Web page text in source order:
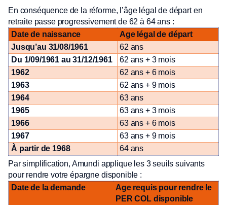
En conséquence de la réforme, l’âge légal de départ en
retraite passe progressivement de 62 à 64 ans :
Date de naissance
Age légal de départ
Jusqu’au 31/08/1961
62 ans
Du 1/09/1961 au 31/12/1961
62 ans + 3 mois
1962
62 ans + 6 mois
1963
62 ans + 9 mois
1964
63 ans
1965
63 ans + 3 mois
1966
63 ans + 6 mois
1967
63 ans + 9 mois
À partir de 1968
64 ans
Par simplification, Amundi applique les 3 seuils suivants
pour rendre votre épargne disponible :
Date de la demande
Age requis pour rendre le
PER COL disponible